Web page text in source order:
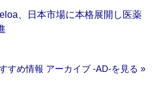
、日本市場に本格展開し医薬
すめ情報 アーカイブ ‐AD‐を見る »